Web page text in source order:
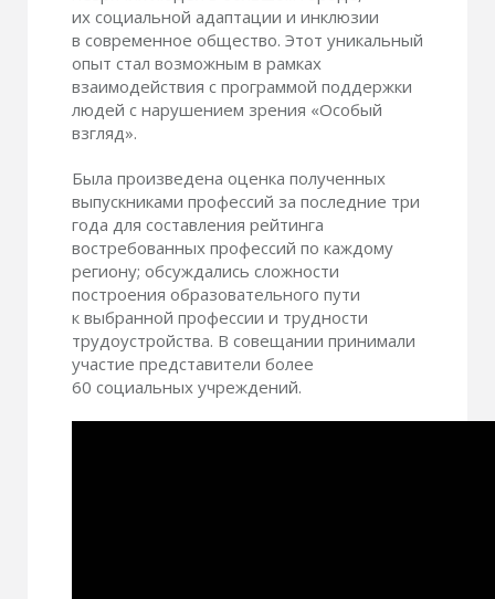
их социальной адаптации и инклюзии
в современное общество. Этот уникальный
опыт стал возможным в рамках
взаимодействия с программой поддержки
людей с нарушением зрения «Особый
взгляд».
Была произведена оценка полученных
выпускниками профессий за последние три
года для составления рейтинга
востребованных профессий по каждому
региону; обсуждались сложности
построения образовательного пути
к выбранной профессии и трудности
трудоустройства. В совещании принимали
участие представители более
60 социальных учреждений.